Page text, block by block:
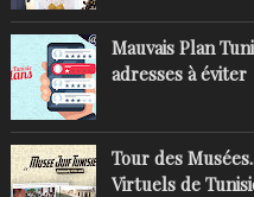
Mauvais Plan
adresses à éviter
Tour des
Virtuels de